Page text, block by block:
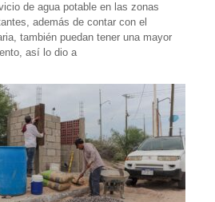
de agua potable en las zonas
además de contar con el
también puedan tener una mayor
así lo dio a